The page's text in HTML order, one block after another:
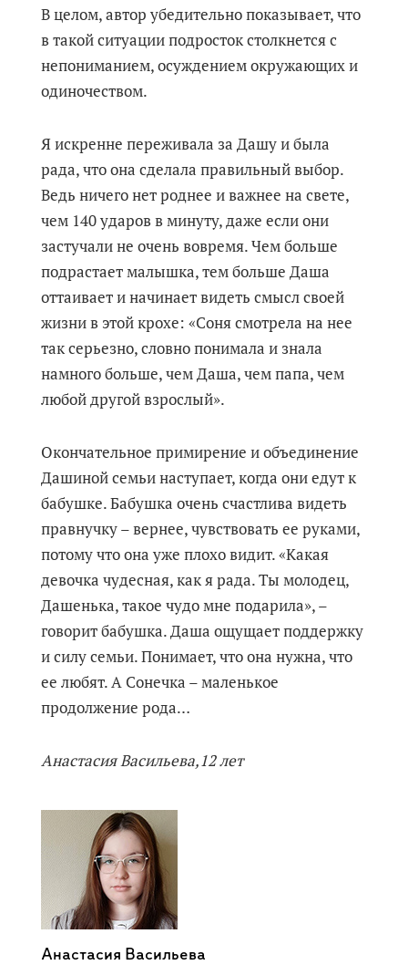
В целом, автор убедительно показывает, что
в такой ситуации подросток столкнется с
непониманием, осуждением окружающих и
одиночеством.
Я искренне переживала за Дашу и была
рада, что она сделала правильный выбор.
Ведь ничего нет роднее и важнее на свете,
чем 140 ударов в минуту, даже если они
застучали не очень вовремя. Чем больше
подрастает малышка, тем больше Даша
оттаивает и начинает видеть смысл своей
жизни в этой крохе: «Соня смотрела на нее
так серьезно, словно понимала и знала
намного больше, чем Даша, чем папа, чем
любой другой взрослый».
Окончательное примирение и объединение
Дашиной семьи наступает, когда они едут к
бабушке. Бабушка очень счастлива видеть
правнучку – вернее, чувствовать ее руками,
потому что она уже плохо видит. «Какая
девочка чудесная, как я рада. Ты молодец,
Дашенька, такое чудо мне подарила», –
говорит бабушка. Даша ощущает поддержку
и силу семьи. Понимает, что она нужна, что
ее любят. А Сонечка – маленькое
продолжение рода…
Анастасия Васильева,12 лет
Анастасия Васильева